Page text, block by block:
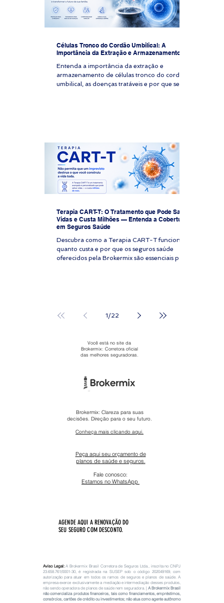
Células Tronco do Cordão Umbilical: A
Importância da Extração e Armazenamento
Entenda a importância da extração e
armazenamento de células tronco do cordão
umbilical, as doenças tratáveis e por que seu
descobre que seu plano de saúde brasileiro
não cobrirá os custos do banco privado, que
exigiria um pagamento i
Terapia CART-T: O Tratamento que Pode Salvar
Vidas e Custa Milhões — Entenda a Cobertura
em Seguros Saúde
Descubra como a Terapia CART-T funciona,
quanto custa e por que os seguros saúde
oferecidos pela Brokermix são essenciais para
1/22
Você está no site da
Brokermix: Corretora oficial
das melhores seguradoras.
Brokermix: Clareza para suas
decisões. Direção para o seu futuro.
Conheça mais clicando aqui.
Peça aqui seu orçamento de
planos de saúde e seguros.
Fale conosco:
Estamos no WhatsApp ​
AGENDE AQUI A RENOVAÇÃO DO
SEU SEGURO COM DESCONTO.
Aviso Legal:A Brokermix Brasil Corretora de Seguros Ltda., inscrita no CNPJ
23.658.761/0001-30, é registrada na SUSEP sob o código 202049169, com
autorização para atuar em todos os ramos de seguros e planos de saúde. A
empresa exerce exclusivamente a mediação e intermediação desses produtos,
não sendo operadora de planos de saúde nem seguradora. | A Brokermix Brasil
não comercializa produtos financeiros, tais como financiamentos, empréstimos,
consórcios, cartões de crédito ou investimentos; não atua como agente autônomo